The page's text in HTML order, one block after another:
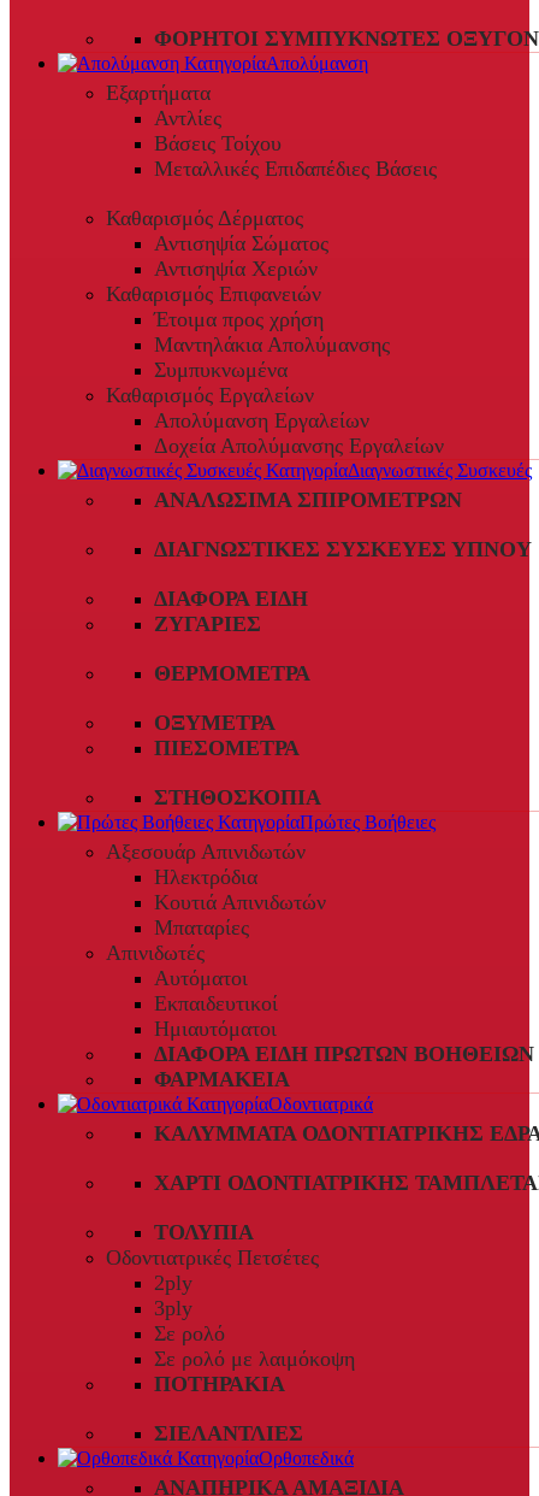
ΦΟΡΗΤΟΊ ΣΥΜΠΥΚΝΩΤΈΣ
Απολύμανση
Εξαρτήματα
Αντλίες
Βάσεις Τοίχου
Μεταλλικές Επιδαπέδιες Βάσεις
Καθαρισμός Δέρματος
Αντισηψία Σώματος
Αντισηψία Χεριών
Καθαρισμός Επιφανειών
Έτοιμα προς χρήση
Μαντηλάκια Απολύμανσης
Συμπυκνωμένα
Καθαρισμός Εργαλείων
Απολύμανση Εργαλείων
Δοχεία Απολύμανσης Εργαλείων
Διαγνωστικές Συσκευές
ΑΝΑΛΏΣΙΜΑ ΣΠΙΡΟΜΈΤΡΩΝ
ΔΙΑΓΝΩΣΤΙΚΈΣ ΣΥΣΚΕΥΈΣ ΎΠΝΟΥ
ΔΙΆΦΟΡΑ ΕΊΔΗ
ΖΥΓΑΡΙΈΣ
ΘΕΡΜΌΜΕΤΡΑ
ΟΞΎΜΕΤΡΑ
ΠΙΕΣΌΜΕΤΡΑ
ΣΤΗΘΟΣΚΌΠΙΑ
Πρώτες Βοήθειες
Αξεσουάρ Απινιδωτών
Ηλεκτρόδια
Κουτιά Απινιδωτών
Μπαταρίες
Απινιδωτές
Αυτόματοι
Εκπαιδευτικοί
Ημιαυτόματοι
ΔΙΆΦΟΡΑ ΕΊΔΗ ΠΡΏΤΩΝ ΒΟΗΘΕΙΏΝ
ΦΑΡΜΑΚΕΊΑ
Οδοντιατρικά
ΚΑΛΎΜΜΑΤΑ ΟΔΟΝΤΙΑΤΡΙΚΉΣ
ΧΑΡΤΊ ΟΔΟΝΤΙΑΤΡΙΚΉΣ
ΤΟΛΎΠΙΑ
Οδοντιατρικές Πετσέτες
2ply
3ply
Σε ρολό
Σε ρολό με λαιμόκοψη
ΠΟΤΗΡΆΚΙΑ
ΣΙΕΛΑΝΤΛΊΕΣ
Ορθοπεδικά
ΑΝΑΠΗΡΙΚΆ ΑΜΑΞΊΔΙΑ